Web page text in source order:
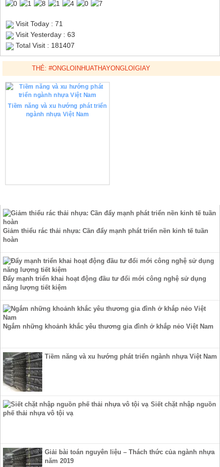
Visit Today : 71
Visit Yesterday : 63
Total Visit : 181407
THẺ: #ONGLOINHUATHAYONGLOIGIAY
Tiềm năng và xu hướng phát triển
ngành nhựa Việt Nam
Giảm thiểu rác thải nhựa: Cần đẩy mạnh phát triển nền kinh tế tuần
hoàn
Đẩy mạnh triển khai hoạt động đầu tư đổi mới công nghệ sử dụng
năng lượng tiết kiệm
Ngắm những khoảnh khắc yêu thương gia đình ở khắp nẻo Việt Nam
Tiềm năng và xu hướng phát triển ngành nhựa Việt Nam
Siết chặt nhập nguồn
phế thải nhựa vô tội vạ
Giải bài toán nguyên liệu – Thách thức của ngành nhựa
năm 2019